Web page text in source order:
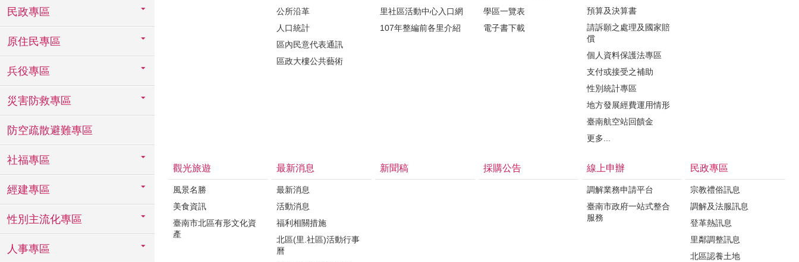
民政專區
原住民專區
兵役專區
災害防救專區
防空疏散避難專區
社福專區
經建專區
性別主流化專區
人事專區
公所沿革
人口統計
區內民意代表通訊
區政大樓公共藝術
里社區活動中心入口網
107年整編前各里介紹
學區一覽表
電子書下載
預算及決算書
請訴願之處理及國家賠
償
個人資料保護法專區
支付或接受之補助
性別統計專區
地方發展經費運用情形
臺南航空站回饋金
更多...
觀光旅遊
風景名勝
美食資訊
臺南市北區有形文化資
產
最新消息
最新消息
活動消息
福利相關措施
北區(里.社區)活動行事
曆
新聞稿 採購公告 線上申辦
調解業務申請平台
臺南市政府一站式整合
服務
民政專區
宗教禮俗訊息
調解及法服訊息
登革熱訊息
里鄰調整訊息
北區認養土地